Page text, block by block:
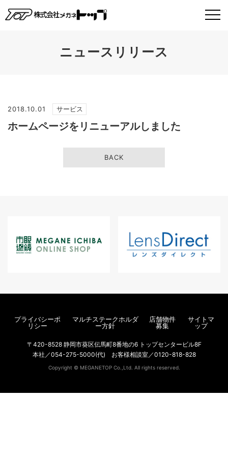
ニュースリリース
2018.10.01 サービス
ホームページをリニューアルしました
BACK
プライバシーポ
リシー
マルチステークホルダ
ー方針
店舗物件
募集
サイトマ
ップ
〒420-8528 静岡市葵区伝馬町8番地の6 トップセンタービル8F
本社／054-275-5000(代) お客様相談室／0120-818-828
Copyright © MEGANETOP Co.,Ltd. All rights reserved.